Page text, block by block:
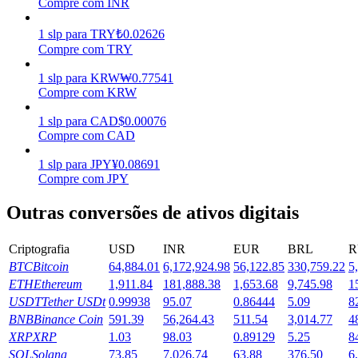
Ganhar
Ganhe recompensas competitivas diariamente
1 slp para TRY₺0.02626
Compre com TRY
1 slp para KRW₩0.77541
Compre com KRW
1 slp para CAD$0.00076
Compre com CAD
1 slp para JPY¥0.08691
Compre com JPY
Outras conversões de ativos digitais
Criptografia USD INR EUR BRL
BTCBitcoin 64,884.01 6,172,924.98 56,122.85 330,759.22
ETHEthereum 1,911.84 181,888.38 1,653.68 9,745.98
USDTTether USDt 0.99938 95.07 0.86444 5.09
BNBBinance Coin 591.39 56,264.43 511.54 3,014.77
XRPXRP 1.03 98.03 0.89129 5.25
SOLSolana 73.85 7,026.74 63.88 376.50